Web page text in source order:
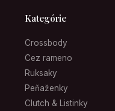
Kategórie
Crossbody
Cez rameno
Ruksaky
Peňaženky
Clutch & Listinky